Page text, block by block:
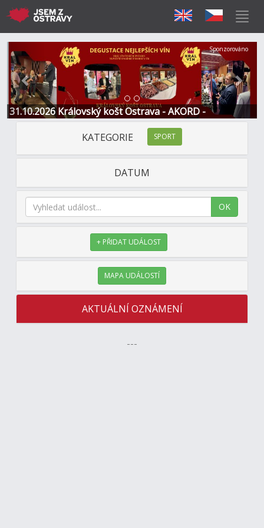
31.10.2026 Královský košt Ostrava - AKORD -
Restaurace a Hotel
Předchozí Další
Sponzorováno
KATEGORIE SPORT
DATUM
OK
+ PŘIDAT UDÁLOST
MAPA UDÁLOSTÍ
AKTUÁLNÍ OZNÁMENÍ
---